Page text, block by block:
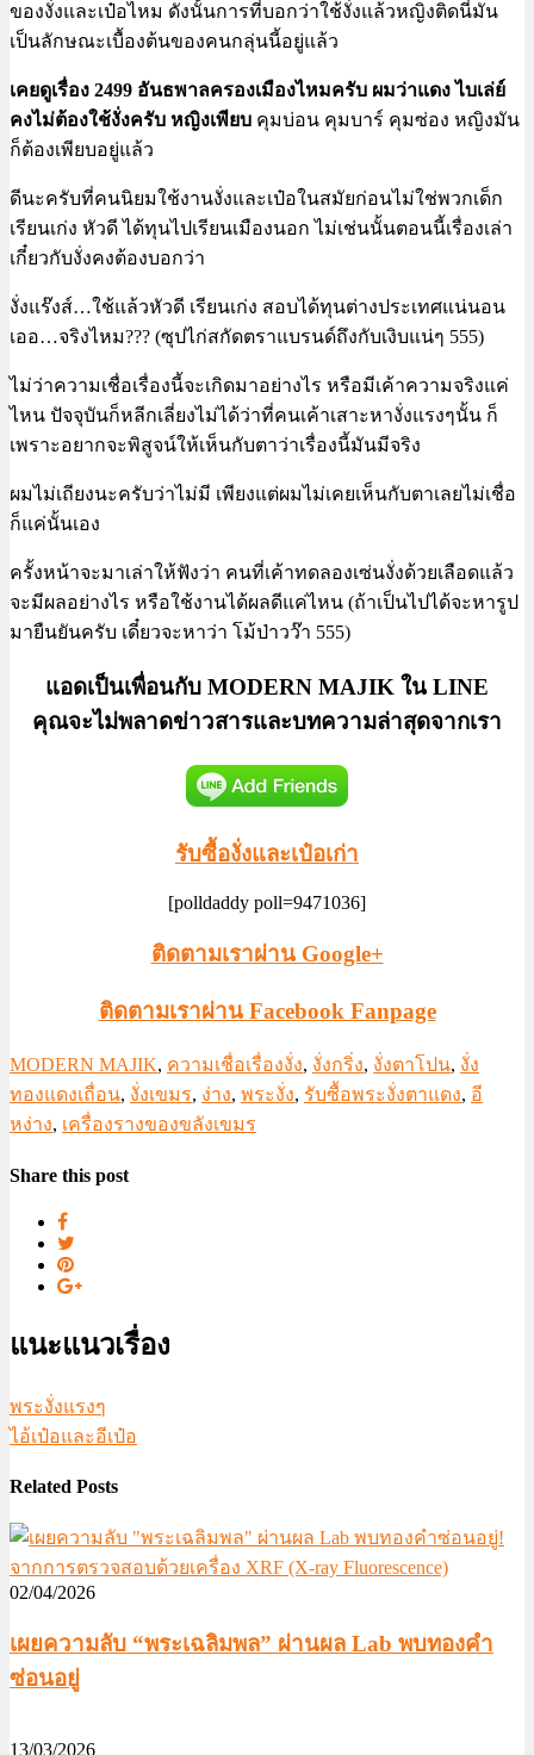
ของงั่งและเป๋อไหม ดังนั้นการที่บอกว่าใช้งั่งแล้วหญิงติดนี่มัน
เป็นลักษณะเบื้องต้นของคนกลุ่นนี้อยู่แล้ว
เคยดูเรื่อง 2499 อันธพาลครองเมืองไหมครับ ผมว่าแดง ไบเล่ย์
คงไม่ต้องใช้งั่งครับ หญิงเพียบ คุมบ่อน คุมบาร์ คุมซ่อง หญิงมัน
ก็ต้องเพียบอยู่แล้ว
ดีนะครับที่คนนิยมใช้งานงั่งและเป๋อในสมัยก่อนไม่ใช่พวกเด็ก
เรียนเก่ง หัวดี ได้ทุนไปเรียนเมืองนอก ไม่เช่นนั้นตอนนี้เรื่องเล่า
เกี๋ยวกับงั่งคงต้องบอกว่า
งั่งแร๊งส์…ใช้แล้วหัวดี เรียนเก่ง สอบได้ทุนต่างประเทศแน่นอน
เออ…จริงไหม??? (ซุปไก่สกัดตราแบรนด์ถึงกับเงิบแน่ๆ 555)
ไม่ว่าความเชื่อเรื่องนี้จะเกิดมาอย่างไร หรือมีเค้าความจริงแค่
ไหน ปัจจุบันก็หลีกเลี่ยงไม่ได้ว่าที่คนเค้าเสาะหางั่งแรงๆนั้น ก็
เพราะอยากจะพิสูจน์ให้เห็นกับตาว่าเรื่องนี้มันมีจริง
ผมไม่เถียงนะครับว่าไม่มี เพียงแต่ผมไม่เคยเห็นกับตาเลยไม่เชื่อ
ก็แค่นั้นเอง
ครั้งหน้าจะมาเล่าให้ฟังว่า คนที่เค้าทดลองเซ่นงั่งด้วยเลือดแล้ว
จะมีผลอย่างไร หรือใช้งานได้ผลดีแค่ไหน (ถ้าเป็นไปได้จะหารูป
มายืนยันครับ เดี๋ยวจะหาว่า โม้ป่าวว๊า 555)
แอดเป็นเพื่อนกับ MODERN MAJIK ใน LINE
คุณจะไม่พลาดข่าวสารและบทความล่าสุดจากเรา
รับซื้องั่งและเป๋อเก่า
[polldaddy poll=9471036]
ติดตามเราผ่าน Google+
ติดตามเราผ่าน Facebook Fanpage
MODERN MAJIK, ความเชื่อเรื่องงั่ง, งั่งกริ่ง, งั่งตาโปน, งั่ง
ทองแดงเถื่อน, งั่งเขมร, ง่าง, พระงั่ง, รับซื้อพระงั่งตาแดง, อี
หง่าง, เครื่องรางของขลังเขมร
Share this post
แนะแนวเรื่อง
พระงั่งแรงๆ
ไอ้เป๋อและอีเป๋อ
Related Posts
02/04/2026
เผยความลับ “พระเฉลิมพล” ผ่านผล Lab พบทองคำ
ซ่อนอยู่
13/03/2026